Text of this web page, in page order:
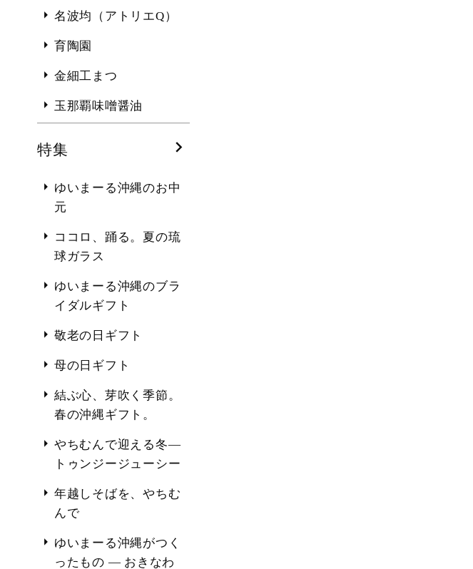
名波均（アトリエQ）
育陶園
金細工まつ
玉那覇味噌醤油
特集
ゆいまーる沖縄のお中
元
ココロ、踊る。夏の琉
球ガラス
ゆいまーる沖縄のブラ
イダルギフト
敬老の日ギフト
母の日ギフト
結ぶ心、芽吹く季節。
春の沖縄ギフト。
やちむんで迎える冬―
トゥンジージューシー
年越しそばを、やちむ
んで
ゆいまーる沖縄がつく
ったもの ― おきなわ